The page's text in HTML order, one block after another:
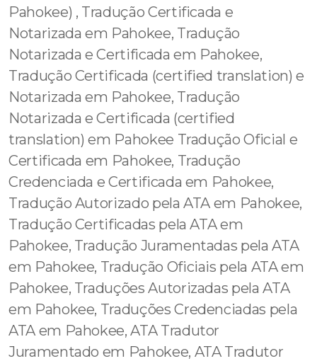
Pahokee) , Tradução Certificada e
Notarizada em Pahokee, Tradução
Notarizada e Certificada em Pahokee,
Tradução Certificada (certified translation) e
Notarizada em Pahokee, Tradução
Notarizada e Certificada (certified
translation) em Pahokee Tradução Oficial e
Certificada em Pahokee, Tradução
Credenciada e Certificada em Pahokee,
Tradução Autorizado pela ATA em Pahokee,
Tradução Certificadas pela ATA em
Pahokee, Tradução Juramentadas pela ATA
em Pahokee, Tradução Oficiais pela ATA em
Pahokee, Traduções Autorizadas pela ATA
em Pahokee, Traduções Credenciadas pela
ATA em Pahokee, ATA Tradutor
Juramentado em Pahokee, ATA Tradutor